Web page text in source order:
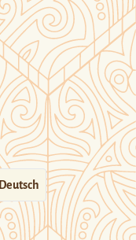
Deutsch